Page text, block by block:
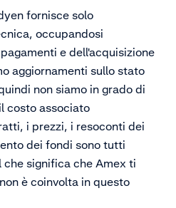
fornisce solo
occupandosi
e dell'acquisizione
aggiornamenti sullo stato
non siamo in grado di
costo associato
i prezzi, i resoconti dei
dei fondi sono tutti
significa che Amex ti
è coinvolta in questo